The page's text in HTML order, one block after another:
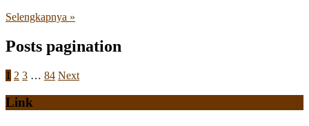
Selengkapnya »
Posts pagination
1 2 3 … 84 Next
Link